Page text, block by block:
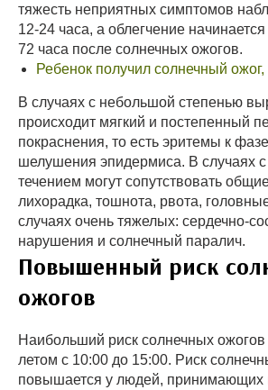
тяжесть неприятных симптомов
12-24 часа, а облегчение
72 часа после солнечных ожогов.
Ребенок получил солнечный ожог,
В случаях с небольшой степенью
происходит мягкий и постепенный
покраснения, то есть эритемы к
шелушения эпидермиса. В случаях
течением могут сопутствовать
лихорадка, тошнота, рвота,
случаях очень тяжелых: сердечно-
нарушения и солнечный паралич.
Повышенный риск
ожогов
Наибольший риск солнечных ожогов
летом с 10:00 до 15:00. Риск
повышается у людей, принимающих